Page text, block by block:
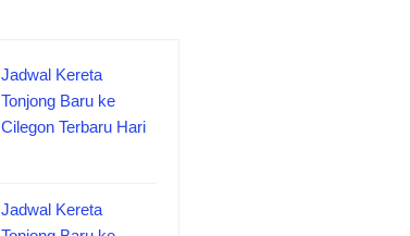
Jadwal Kereta
Tonjong Baru ke
Cilegon Terbaru Hari
Jadwal Kereta